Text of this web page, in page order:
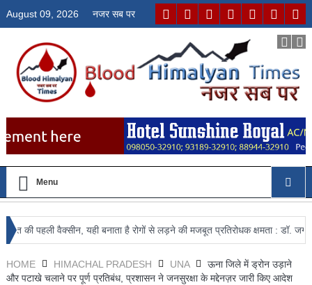
August 09, 2026 नजर सब पर
Menu
वैक्सीन, यही बनाता है रोगों से लड़ने की मजबूत प्रतिरोधक क्षमता : डॉ. जगदीश्वर कंवर
HOME HIMACHAL PRADESH UNA
ऊना जिले में ड्रोन उड़ाने
और पटाखे चलाने पर पूर्ण प्रतिबंध, प्रशासन ने जनसुरक्षा के मद्देनज़र जारी किए आदेश